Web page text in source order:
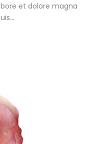
et dolore magna